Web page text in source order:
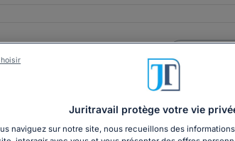
MARTINET
Juritravail protège votre vie
naviguez sur notre site, nous recueillons des